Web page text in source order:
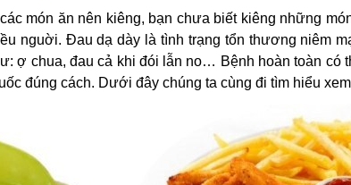
món ăn nên kiêng, bạn chưa biết kiêng những
nguời. Đau dạ dày là tình trạng tổn thương niêm
ợ chua, đau cả khi đói lẫn no… Bệnh hoàn toàn có
đúng cách. Dưới đây chúng ta cùng đi tìm hiểu